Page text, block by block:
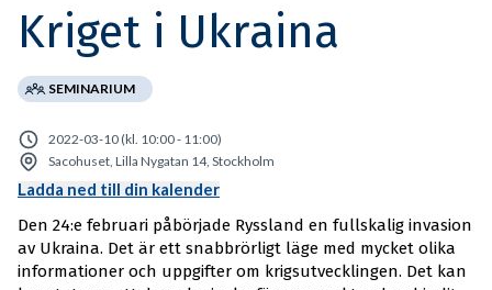
Kriget i Ukraina
SEMINARIUM
2022-03-10 (kl. 10:00 - 11:00)
Sacohuset, Lilla Nygatan 14, Stockholm
Ladda ned till din kalender
Den 24:e februari påbörjade Ryssland en fullskalig invasion
av Ukraina. Det är ett snabbrörligt läge med mycket olika
informationer och uppgifter om krigsutvecklingen. Det kan